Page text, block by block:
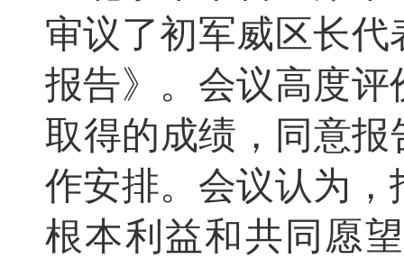
审议了初军威区长
报告》。会议高度
取得的成绩，同意
作安排。会议认为
根本利益和共同愿